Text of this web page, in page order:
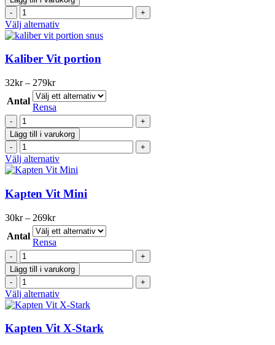
på
produktsidan
Vit
Stark
mängd
Kaliber
Plus
Vit
mängd
Välj alternativDen
här
har
flera
De
olika
väljas
produktsidan
Kaliber Vit portion
32kr – 279krPrisintervall:
32kr
till
279kr
Antal
Rensa
Kaliber
Vit
portion
mängd
Lägg till i varukorg
Kaliber
Vit
portion
mängd
Välj alternativDen
här
har
flera
De
olika
väljas
på
produktsidan
Kapten Vit Mini
30kr – 269krPrisintervall:
30kr
till
269kr
Antal
Rensa
Kapten
Vit
Mini
mängd
Lägg till i varukorg
Kapten
Vit
Mini
mängd
Välj alternativDen
här
har
Kapten Vit X-Stark